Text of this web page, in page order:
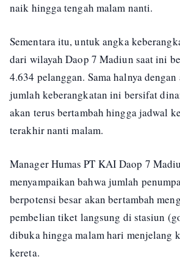
naik hingga tengah malam nanti.
Sementara itu, untuk angka
dari wilayah Daop 7 Madiun saat ini
4.634 pelanggan. Sama halnya
jumlah keberangkatan ini bersifat
akan terus bertambah hingga jadwal
terakhir nanti malam.
Manager Humas PT KAI Daop 7
menyampaikan bahwa jumlah
berpotensi besar akan bertambah
pembelian tiket langsung di stasiun
dibuka hingga malam hari menjelang
kereta.